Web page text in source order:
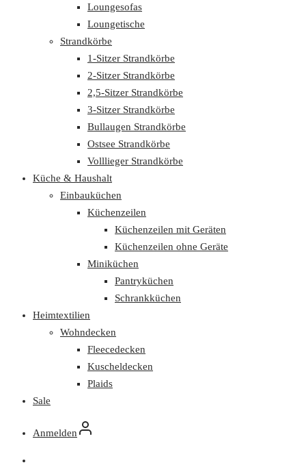
Loungesofas
Loungetische
Strandkörbe
1-Sitzer Strandkörbe
2-Sitzer Strandkörbe
2,5-Sitzer Strandkörbe
3-Sitzer Strandkörbe
Bullaugen Strandkörbe
Ostsee Strandkörbe
Volllieger Strandkörbe
Küche & Haushalt
Einbauküchen
Küchenzeilen
Küchenzeilen mit Geräten
Küchenzeilen ohne Geräte
Miniküchen
Pantryküchen
Schrankküchen
Heimtextilien
Wohndecken
Fleecedecken
Kuscheldecken
Plaids
Sale
Anmelden